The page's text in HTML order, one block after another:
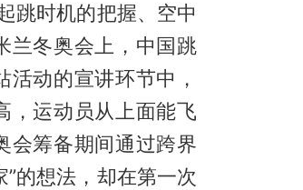
跳时机的把握、空中
兰冬奥会上，中国跳
动的宣讲环节中，
，运动员从上面能飞
会筹备期间通过跨界
的想法，却在第一次